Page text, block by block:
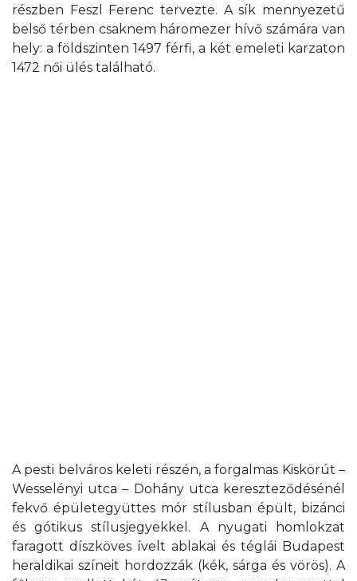
részben Feszl Ferenc tervezte. A sík mennyezetű
belső térben csaknem háromezer hívő számára van
hely: a földszinten 1497 férfi, a két emeleti karzaton
1472 női ülés található.
A pesti belváros keleti részén, a forgalmas Kiskörút –
Wesselényi utca – Dohány utca kereszteződésénél
fekvő épületegyüttes mór stílusban épült, bizánci
és gótikus stílusjegyekkel. A nyugati homlokzat
faragott díszköves ívelt ablakai és téglái Budapest
heraldikai színeit hordozzák (kék, sárga és vörös). A